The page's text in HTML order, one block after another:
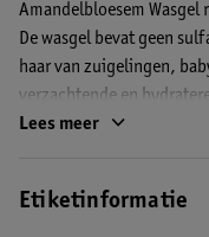
Amandelbloesem
De wasgel bevat geen
haar van zuigelingen,
verzachtende en
zacht, gehydrateerd en
Lees meer
Etiketinformatie